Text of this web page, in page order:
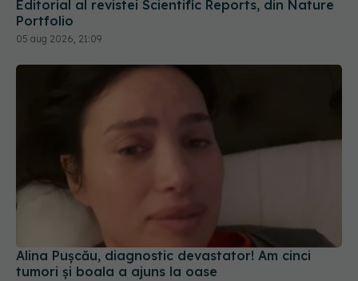
Editorial al revistei Scientific Reports, din Nature
Portfolio
05 aug 2026, 21:09
Alina Pușcău, diagnostic devastator! Am cinci
tumori și boala a ajuns la oase